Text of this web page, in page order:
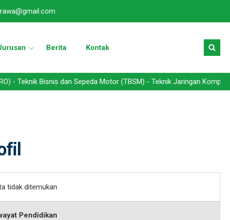
Berita Kontak
Bisnis dan Sepeda Motor (TBSM) - Teknik Jaringan
tidak ditemukan
Pendidikan